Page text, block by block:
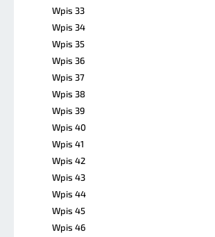
Wpis 33
Wpis 34
Wpis 35
Wpis 36
Wpis 37
Wpis 38
Wpis 39
Wpis 40
Wpis 41
Wpis 42
Wpis 43
Wpis 44
Wpis 45
Wpis 46